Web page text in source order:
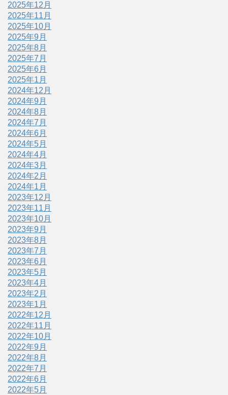
2025年12月
2025年11月
2025年10月
2025年9月
2025年8月
2025年7月
2025年6月
2025年1月
2024年12月
2024年9月
2024年8月
2024年7月
2024年6月
2024年5月
2024年4月
2024年3月
2024年2月
2024年1月
2023年12月
2023年11月
2023年10月
2023年9月
2023年8月
2023年7月
2023年6月
2023年5月
2023年4月
2023年2月
2023年1月
2022年12月
2022年11月
2022年10月
2022年9月
2022年8月
2022年7月
2022年6月
2022年5月